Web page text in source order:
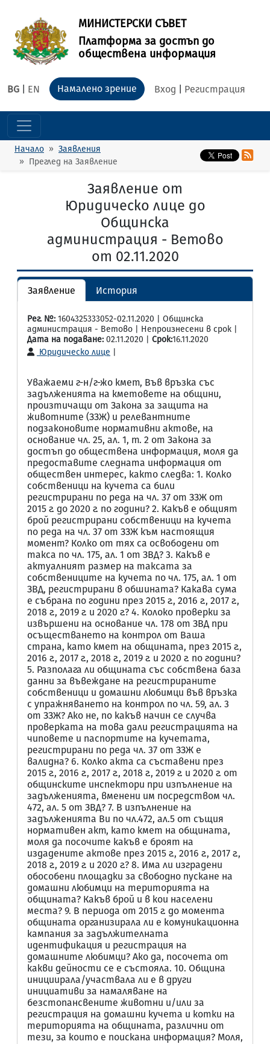
МИНИСТЕРСКИ СЪВЕТ
Платформа за достъп до
обществена информация
BG EN Вход Регистрация
Намалено зрение
Начало
Заявления
Преглед на Заявление
Заявление от
Юридическо лице до
Общинска
администрация - Ветово
от 02.11.2020
Заявление История
Рег. №: 1604325333052-02.11.2020 | Общинска
администрация - Ветово | Непроизнесени в срок |
Дата на подаване: 02.11.2020 | Срок:16.11.2020
Юридическо лице
Уважаеми г-н/г-жо кмет, Във връзка със
задълженията на кметовете на общини,
произтичащи от Закона за защита на
животните (ЗЗЖ) и релевантните
подзаконовите нормативни актове, на
основание чл. 25, ал. 1, т. 2 от Закона за
достъп до обществена информация, моля да
предоставите следната информация от
обществен интерес, както следва: 1. Колко
собственици на кучета са били
регистрирани по реда на чл. 37 от ЗЗЖ от
2015 г. до 2020 г. по години? 2. Какъв е общият
брой регистрирани собственици на кучета
по реда на чл. 37 от ЗЗЖ към настоящия
момент? Колко от тях са освободени от
такса по чл. 175, ал. 1 от ЗВД? 3. Какъв е
актуалният размер на таксата за
собствениците на кучета по чл. 175, ал. 1 от
ЗВД, регистрирани в обшината? Какава сума
е събрана по години през 2015 г., 2016 г., 2017 г.,
2018 г., 2019 г. и 2020 г.? 4. Колоко проверки за
извършени на основание чл. 178 от ЗВД при
осъществането на контрол от Ваша
страна, като кмет на общината, през 2015 г.,
2016 г., 2017 г., 2018 г., 2019 г. и 2020 г. по години?
5. Разполага ли общината със собствена база
данни за въвеждане на регистрираните
собственици и домашни любимци във връзка
с упражняването на контрол по чл. 59, ал. 3
от ЗЗЖ? Ако не, по какъв начин се случва
проверката на това дали регистрацията на
чиповете и паспортите на кучетата,
регистрирани по реда чл. 37 от ЗЗЖ е
валидна? 6. Колко акта са съставени през
2015 г., 2016 г., 2017 г., 2018 г., 2019 г. и 2020 г. от
общинските инспектори при изпълнение на
задълженията, вменени им посредством чл.
472, ал. 5 от ЗВД? 7. В изпълнение на
задълженията Ви по чл.472, ал.5 от същия
нормативен акт, като кмет на общината,
моля да посочите какъв е броят на
издадените актове през 2015 г., 2016 г., 2017 г.,
2018 г., 2019 г. и 2020 г.? 8. Има ли изградени
обособени площадки за свободно пускане на
домашни любимци на територията на
общината? Какъв брой и в кои населени
места? 9. В периода от 2015 г. до момента
общината организирала ли е комуникационна
кампания за задължителната
идентификация и регистрация на
домашните любимци? Ако да, посочета от
какви дейности се е състояла. 10. Община
инициирала/участвала ли е в други
инициативи за намаляване на
безстопансвените животни и/или за
регистрация на домашни кучета и котки на
територията на общината, различни от
тези, за които е поискана информация? Моля,